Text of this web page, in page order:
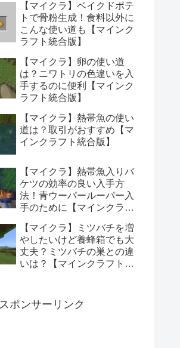
【マイクラ】ベイクドポテ
トで骨粉生成！食料以外に
こんな使い道も【マインク
ラフト統合版】
【マイクラ】卵の使い道
は？ニワトリの色違いを入
手するのに便利【マインク
ラフト統合版】
【マイクラ】熱帯魚の使い
道は？取引がおすすめ【マ
インクラフト統合版】
【マイクラ】熱帯魚入りバ
ケツの効率の良い入手方
法！青ウーパールーパー入
手のために【マインクラフ
【マイクラ】ミツバチを増
やしたいけど養蜂箱でも大
丈夫？ミツバチの巣との違
いは？【マインクラフト統
スポンサーリンク